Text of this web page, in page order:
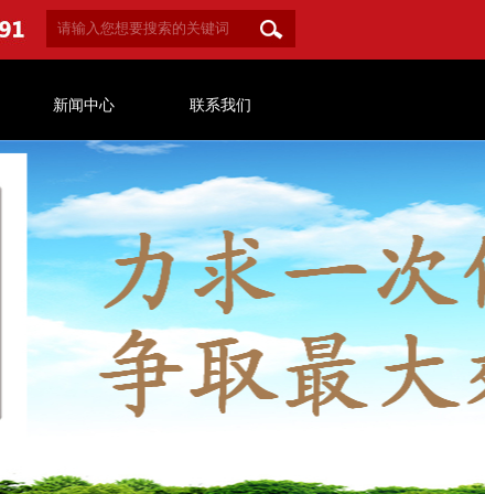
新闻中心 联系我们